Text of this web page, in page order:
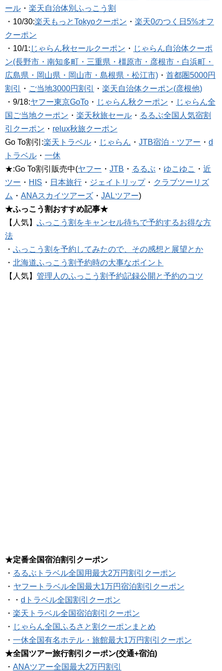
ール ・ 楽天自治体別ふっこう割
・10/30:楽天もっとTokyoクーポン ・ 楽天0のつく日5%オフ
クーポン
・10/1: じゃらん秋セールクーポン ・ じゃらん自治体クーポ
ン(長野市・南知多町・三重県・橿原市・彦根市・白浜町・
広島県・岡山県・岡山市・島根県・松江市) ・ 首都圏5000円
割引
・ ご当地3000円割引 ・ 楽天自治体クーポン(彦根他)
・9/18:ヤフー東京GoTo ・ じゃらん秋クーポン ・ じゃらん全
国ご当地クーポン ・ 楽天秋旅セール ・ るるぶ全国人気宿割
引クーポン ・ relux秋旅クーポン
Go To割引:楽天トラベル ・ じゃらん ・ JTB宿泊・ツアー ・ d
トラベル ・ 一休
★:Go To割引販売中(ヤフー ・ JTB ・ るるぶ ・ ゆこゆこ ・ 近
ツー ・ HIS ・ 日本旅行 ・ ジェイトリップ・ クラブツーリズ
ム ・ ANAスカイツアーズ ・ JALツアー)
★ふっこう割おすすめ記事★
【人気】 ふっこう割をキャンセル待ちで予約するお得な方
法
・ ふっこう割を予約してみたので、その感想と展望とか
・ 北海道ふっこう割予約時の大事なポイント
【人気】 管理人のふっこう割予約記録公開と予約のコツ
★定番全国宿泊割引クーポン
・ るるぶトラベル全国用最大2万円割引クーポン
・ ヤフートラベル全国最大1万円宿泊割引クーポン
・・ dトラベル全国割引クーポン
・ 楽天トラベル全国宿泊割引クーポン
・ じゃらん全国ふるさと割クーポンまとめ
・ 一休全国有名ホテル・旅館最大1万円割引クーポン
★全国ツアー旅行割引クーポン(交通+宿泊)
・ ANAツアー全国最大2万円割引